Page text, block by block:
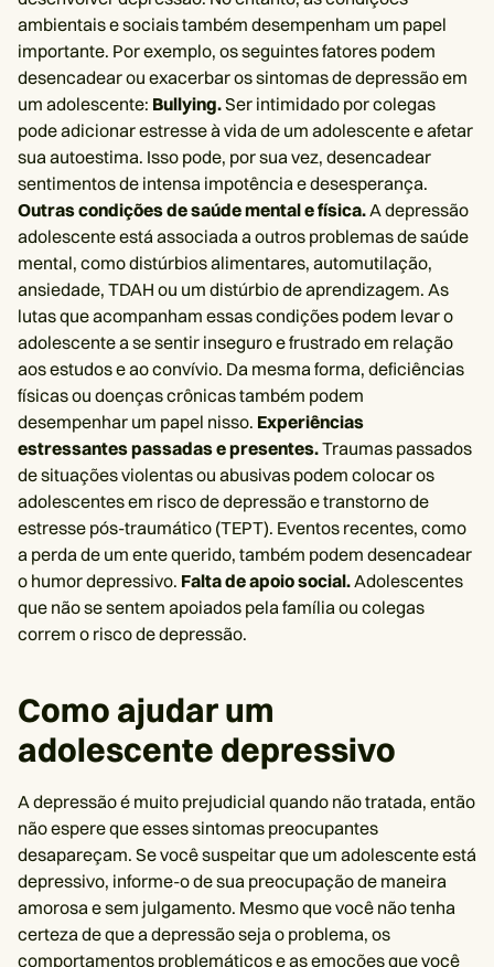
ambientais e sociais também desempenham um papel
importante. Por exemplo, os seguintes fatores podem
desencadear ou exacerbar os sintomas de depressão em
um adolescente: Bullying.Ser intimidado por colegas
pode adicionar estresse à vida de um adolescente e afetar
sua autoestima. Isso pode, por sua vez, desencadear
sentimentos de intensa impotência e desesperança.
Outras condições de saúde mental e física.A depressão
adolescente está associada a outros problemas de saúde
mental, como distúrbios alimentares, automutilação,
ansiedade, TDAH ou um distúrbio de aprendizagem. As
lutas que acompanham essas condições podem levar o
adolescente a se sentir inseguro e frustrado em relação
aos estudos e ao convívio. Da mesma forma, deficiências
físicas ou doenças crônicas também podem
desempenhar um papel nisso. Experiências
estressantes passadas e presentes.Traumas passados ​​
de situações violentas ou abusivas podem colocar os
adolescentes em risco de depressão e transtorno de
estresse pós-traumático (TEPT). Eventos recentes, como
a perda de um ente querido, também podem desencadear
o humor depressivo. Falta de apoio social.Adolescentes
que não se sentem apoiados pela família ou colegas
correm o risco de depressão.
Como ajudar um
adolescente depressivo
A depressão é muito prejudicial quando não tratada, então
não espere que esses sintomas preocupantes
desapareçam. Se você suspeitar que um adolescente está
depressivo, informe-o de sua preocupação de maneira
amorosa e sem julgamento. Mesmo que você não tenha
certeza de que a depressão seja o problema, os
comportamentos problemáticos e as emoções que você